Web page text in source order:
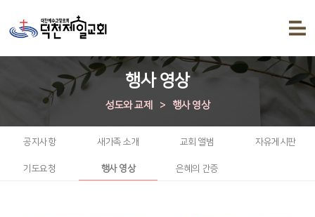
행사 영상
성도와 교제 > 행사 영상
공지사항 새가족 소개 교회 앨범 자유게시판
기도요청 행사 영상 은혜의 간증